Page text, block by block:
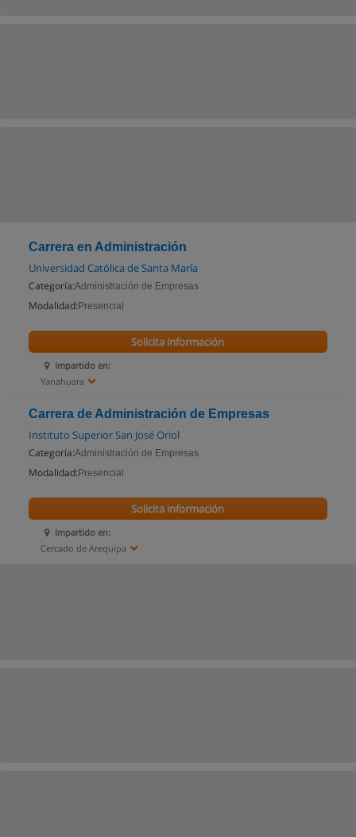
Carrera en Administración
Universidad Católica de Santa María
Categoría:Administración de Empresas
Modalidad: Presencial
Impartido en:
Yanahuara
Solicita información
Carrera de Administración de Empresas
Instituto Superior San José Oriol
Categoría:Administración de Empresas
Modalidad: Presencial
Impartido en:
Cercado de Arequipa
Solicita información